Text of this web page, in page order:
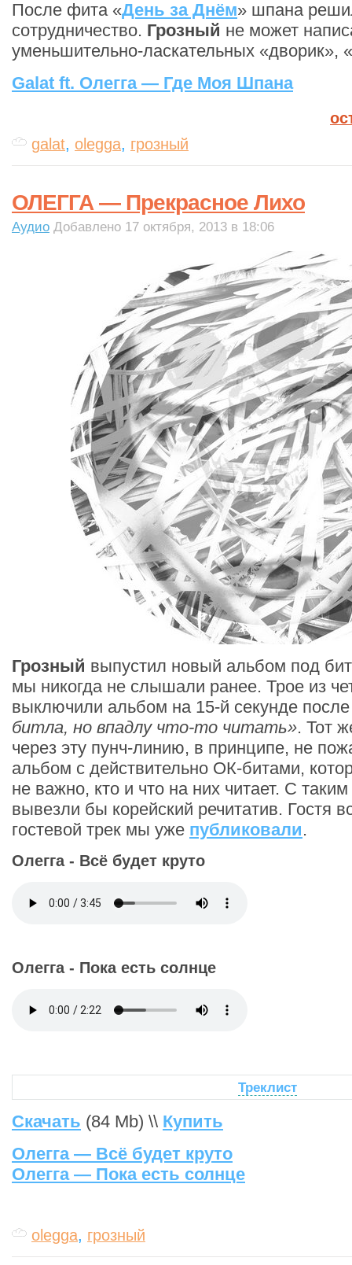
После фита «День за Днём» шпана
сотрудничество. Грозный не может
уменьшительно-ласкательных «дворик»,
Galat ft. Олегга — Где Моя Шпана
galat, olegga, грозный
ОЛЕГГА — Прекрасное Лихо
Аудио Добавлено 17 октября, 2013 в 18:06
Грозный выпустил новый альбом под
мы никогда не слышали ранее. Трое из
выключили альбом на 15-й секунде
битла, но впадлу что-то читать». Тот
через эту пунч-линию, в принципе, не
альбом с действительно ОК-битами,
не важно, кто и что на них читает. С
вывезли бы корейский речитатив. Гостя
гостевой трек мы уже публиковали.
Олегга - Всё будет круто
Олегга - Пока есть солнце
Треклист
Скачать (84 Mb) \\ Купить
Олегга — Всё будет круто
Олегга — Пока есть солнце
olegga, грозный